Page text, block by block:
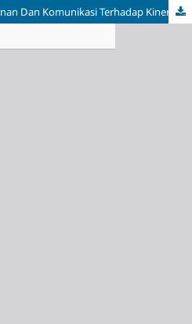
Pengaruh Gaya Kepemimpinan Dan Komunikasi Terhadap Kinerja Karyawan Bagian Laboratorium PT. Pan Asia Jaya Abadi